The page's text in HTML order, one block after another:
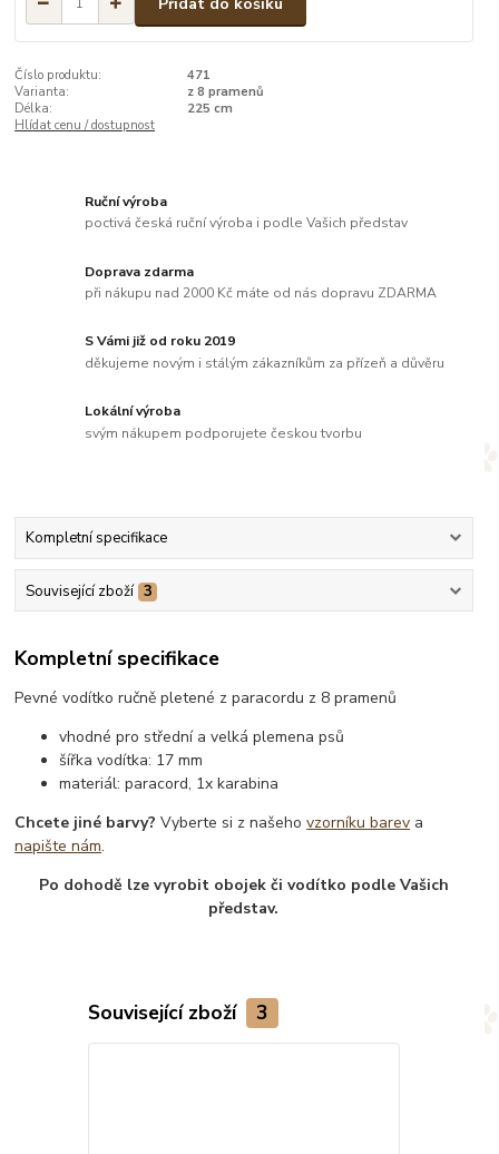
Číslo produktu:
471
Varianta:
z 8 pramenů
Délka:
225 cm
Hlídat cenu / dostupnost
Ruční výroba
poctivá česká ruční výroba i podle Vašich představ
Doprava zdarma
při nákupu nad 2000 Kč máte od nás dopravu ZDARMA
S Vámi již od roku 2019
děkujeme novým i stálým zákazníkům za přízeň a důvěru
Lokální výroba
svým nákupem podporujete českou tvorbu
Kompletní specifikace
Související zboží 3
Kompletní specifikace
Pevné vodítko ručně pletené z paracordu z 8 pramenů
vhodné pro střední a velká plemena psů
šířka vodítka: 17 mm
materiál: paracord, 1x karabina
Chcete jiné barvy? Vyberte si z našehovzorníku barev a
napište nám.
Po dohodě lze vyrobit obojek či vodítko podle Vašich
představ.
Související zboží 3